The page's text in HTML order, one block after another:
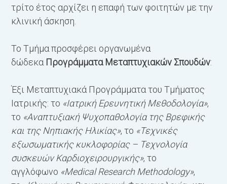
τρίτο έτος αρχίζει η επαφή των φοιτητών με την
κλινική άσκηση.
Το Τμήμα προσφέρει οργανωμένα
δώδεκα Προγράμματα Μεταπτυχιακών Σπουδών:
Έξι Μεταπτυχιακά Προγράμματα του Τμήματος
Ιατρικής: το «Ιατρική Ερευνητική Μεθοδολογία»,
το «Αναπτυξιακή Ψυχοπαθολογία της Βρεφικής
και της Νηπιακής Ηλικίας», το «Τεχνικές
εξωσωματικής κυκλοφορίας – Τεχνολογία
συσκευών Καρδιοχειρουργικής», το
αγγλόφωνο «Medical Research Methodology»,